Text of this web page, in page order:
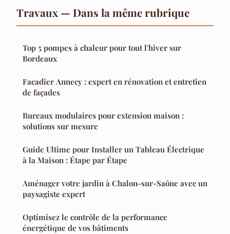
Travaux — Dans la même rubrique
Top 5 pompes à chaleur pour tout l'hiver sur
Bordeaux
Facadier Annecy : expert en rénovation et entretien
de façades
Bureaux modulaires pour extension maison :
solutions sur mesure
Guide Ultime pour Installer un Tableau Électrique
à la Maison : Étape par Étape
Aménager votre jardin à Chalon-sur-Saône avec un
paysagiste expert
Optimisez le contrôle de la performance
énergétique de vos bâtiments